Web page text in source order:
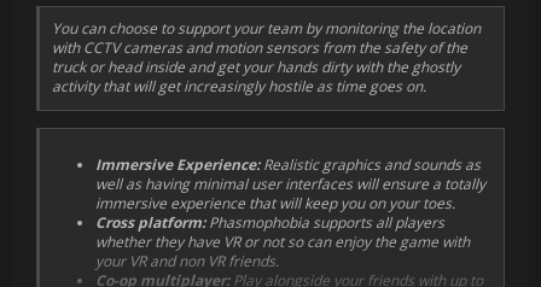
You can choose to support your team by monitoring the location
with CCTV cameras and motion sensors from the safety of the
truck or head inside and get your hands dirty with the ghostly
activity that will get increasingly hostile as time goes on.
Immersive Experience:Realistic graphics and sounds as
well as having minimal user interfaces will ensure a totally
immersive experience that will keep you on your toes.
Cross platform:Phasmophobia supports all players
whether they have VR or not so can enjoy the game with
your VR and non VR friends.
Co-op multiplayer:Play alongside your friends with up to